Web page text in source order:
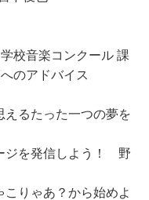
校音楽コンクール 課
のアドバイス
るたった一つの夢を
ジを発信しよう！ 野
りゃあ？から始めよ